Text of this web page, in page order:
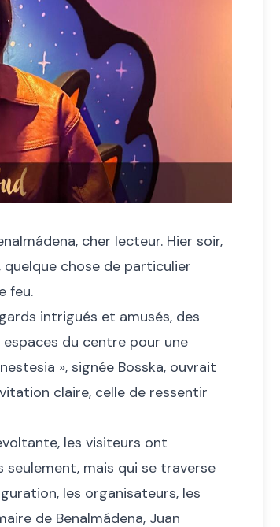
cher lecteur. Hier soir,
quelque chose de particulier
feu.
intrigués et amusés, des
du centre pour une
», signée Bosska, ouvrait
claire, celle de ressentir
les visiteurs ont
mais qui se traverse
les organisateurs, les
de Benalmádena, Juan